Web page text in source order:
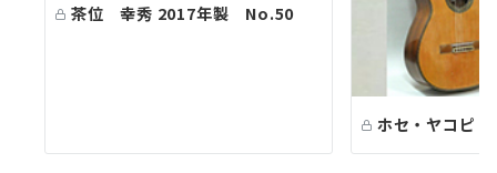
茶位 幸秀 2017年製 No.50
ホセ・ヤコピ